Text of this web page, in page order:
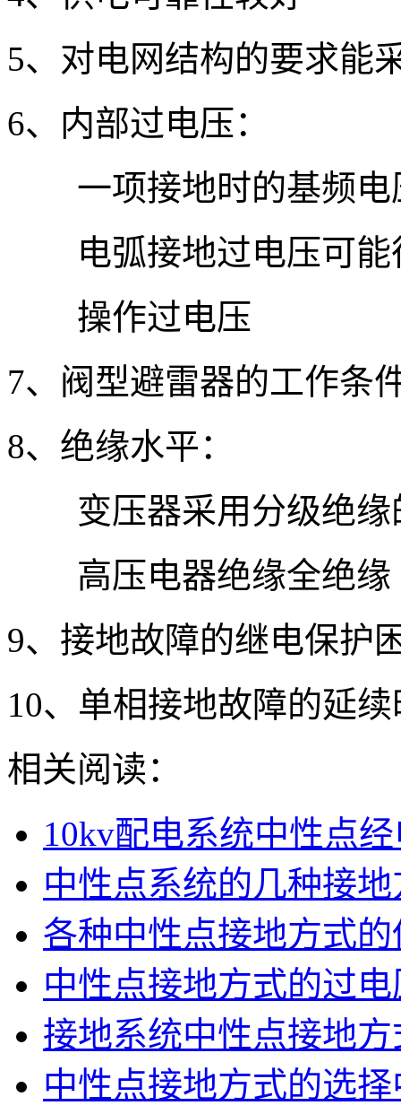
5、对电网结构的要求能
6、内部过电压：
一项接地时的基频电
电弧接地过电压可能
操作过电压
7、阀型避雷器的工作条
8、绝缘水平：
变压器采用分级绝缘
高压电器绝缘全绝缘
9、接地故障的继电保护
10、单相接地故障的延
相关阅读：
10kv配电系统中性点
中性点系统的几种接
各种中性点接地方式
中性点接地方式的过
接地系统中性点接地
中性点接地方式的选